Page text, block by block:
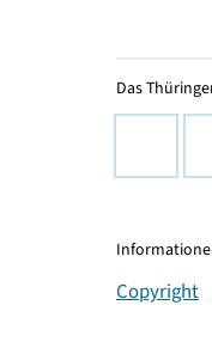
Das
Copyright